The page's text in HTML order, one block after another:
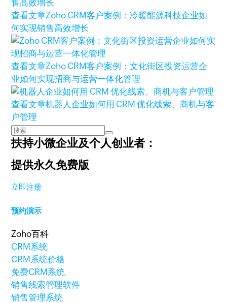
查看文章Zoho CRM客户案例：冷暖能源科技企业如
何实现销售高效增长
查看文章Zoho CRM客户案例：文化街区投资运营企
业如何实现招商与运营一体化管理
查看文章机器人企业如何用 CRM 优化线索、商机与客
户管理
扶持小微企业及个人创业者：
提供永久免费版
立即注册
预约演示
Zoho百科
CRM系统
CRM系统价格
免费CRM系统
销售线索管理软件
销售管理系统